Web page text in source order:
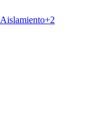
Aislamiento+2